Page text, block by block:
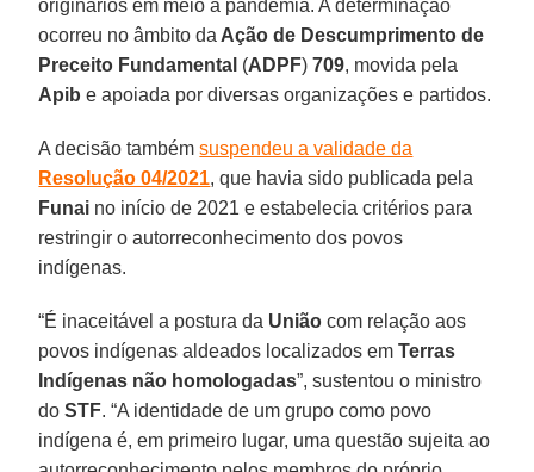
originários em meio à pandemia. A determinação
ocorreu no âmbito da Ação de Descumprimento de
Preceito Fundamental (ADPF)709, movida pela
Apib e apoiada por diversas organizações e partidos.
A decisão tambémsuspendeu a validade da
Resolução 04/2021, que havia sido publicada pela
Funai no início de 2021 e estabelecia critérios para
restringir o autorreconhecimento dos povos
indígenas.
“É inaceitável a postura da União com relação aos
povos indígenas aldeados localizados emTerras
Indígenas não homologadas”, sustentou o ministro
doSTF. “A identidade de um grupo como povo
indígena é, em primeiro lugar, uma questão sujeita ao